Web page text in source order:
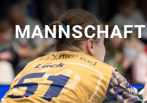
MANNSCHAFT